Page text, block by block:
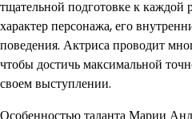
тщательной подготовке к каждой
характер персонажа, его
поведения. Актриса проводит
чтобы достичь максимальной
своем выступлении.
Особенностью таланта Марии